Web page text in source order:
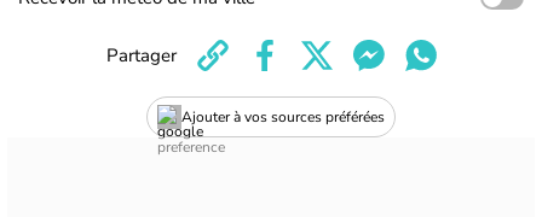
Ajouter à vos sources préférées
Partager